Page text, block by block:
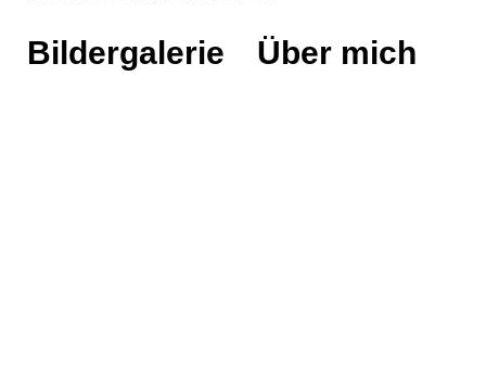
Bildergalerie
Über mich